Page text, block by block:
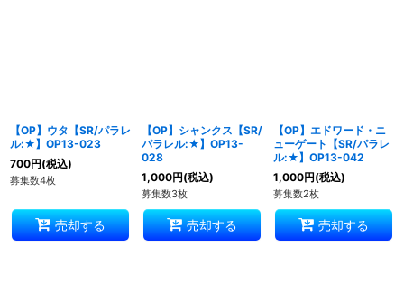
【OP】ウタ【SR/パラレ
ル:★】OP13-023
700円(税込)
募集数4枚
売却する
【OP】シャンクス【SR/
パラレル:★】OP13-
028
1,000円(税込)
募集数3枚
売却する
【OP】エドワード・ニ
ューゲート【SR/パラレ
ル:★】OP13-042
1,000円(税込)
募集数2枚
売却する